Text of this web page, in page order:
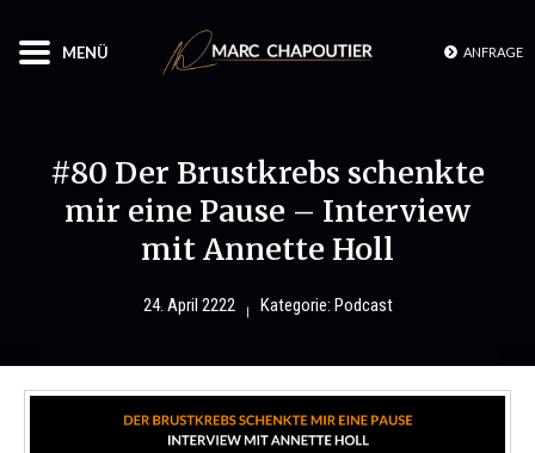
MENÜ ANFRAGE
#80 Der Brustkrebs schenkte
mir eine Pause – Interview
mit Annette Holl
24. April 2222 Kategorie: Podcast